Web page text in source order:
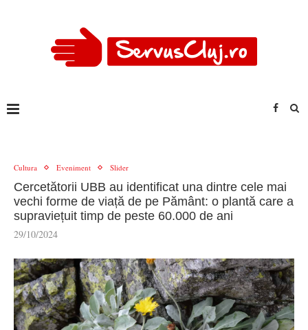
Cultura Eveniment Slider
Cercetătorii UBB au identificat una dintre cele mai
vechi forme de viață de pe Pământ: o plantă care a
supraviețuit timp de peste 60.000 de ani
29/10/2024